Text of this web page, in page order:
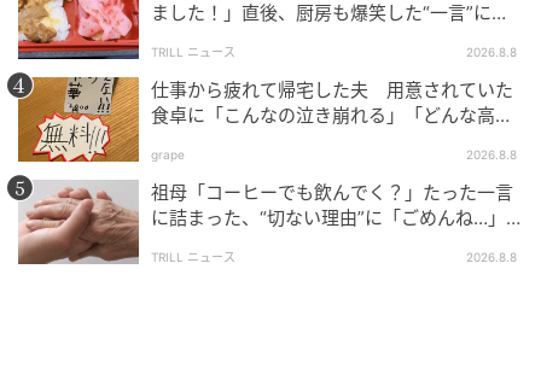
ました！」直後、厨房も爆笑した“一言”に
験談2選＞
TRILL ニュース 2026.8.8
仕事から疲れて帰宅した夫 用意されていた
食卓に「こんなの泣き崩れる」「どんな高級
grape 2026.8.8
祖母「コーヒーでも飲んでく？」たった一言
に詰まった、“切ない理由”に「ごめんね…」
TRILL ニュース 2026.8.8